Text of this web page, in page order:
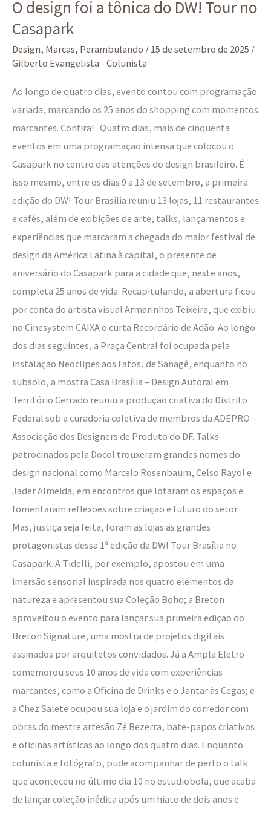
O design foi a tônica do DW! Tour no
Casapark
Design, Marcas, Perambulando / 15 de setembro de 2025 /
Gilberto Evangelista - Colunista
Ao longo de quatro dias, evento contou com programação
variada, marcando os 25 anos do shopping com momentos
marcantes. Confira! Quatro dias, mais de cinquenta
eventos em uma programação intensa que colocou o
Casapark no centro das atenções do design brasileiro. É
isso mesmo, entre os dias 9 a 13 de setembro, a primeira
edição do DW! Tour Brasília reuniu 13 lojas, 11 restaurantes
e cafés, além de exibições de arte, talks, lançamentos e
experiências que marcaram a chegada do maior festival de
design da América Latina à capital, o presente de
aniversário do Casapark para a cidade que, neste anos,
completa 25 anos de vida. Recapitulando, a abertura ficou
por conta do artista visual Armarinhos Teixeira, que exibiu
no Cinesystem CAIXA o curta Recordário de Adão. Ao longo
dos dias seguintes, a Praça Central foi ocupada pela
instalação Neoclipes aos Fatos, de Sanagê, enquanto no
subsolo, a mostra Casa Brasília – Design Autoral em
Território Cerrado reuniu a produção criativa do Distrito
Federal sob a curadoria coletiva de membros da ADEPRO –
Associação dos Designers de Produto do DF. Talks
patrocinados pela Docol trouxeram grandes nomes do
design nacional como Marcelo Rosenbaum, Celso Rayol e
Jader Almeida, em encontros que lotaram os espaços e
fomentaram reflexões sobre criação e futuro do setor.
Mas, justiça seja feita, foram as lojas as grandes
protagonistas dessa 1ª edição da DW! Tour Brasília no
Casapark. A Tidelli, por exemplo, apostou em uma
imersão sensorial inspirada nos quatro elementos da
natureza e apresentou sua Coleção Boho; a Breton
aproveitou o evento para lançar sua primeira edição do
Breton Signature, uma mostra de projetos digitais
assinados por arquitetos convidados. Já a Ampla Eletro
comemorou seus 10 anos de vida com experiências
marcantes, como a Oficina de Drinks e o Jantar às Cegas; e
a Chez Salete ocupou sua loja e o jardim do corredor com
obras do mestre artesão Zé Bezerra, bate-papos criativos
e oficinas artísticas ao longo dos quatro dias. Enquanto
colunista e fotógrafo, pude acompanhar de perto o talk
que aconteceu no último dia 10 no estudiobola, que acaba
de lançar coleção inédita após um hiato de dois anos e